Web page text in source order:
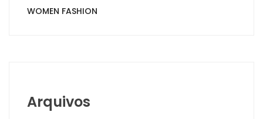
WOMEN FASHION
Arquivos